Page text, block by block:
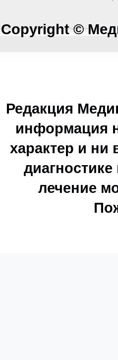
Copyright ©
Редакция
информация
характер и ни
лечение